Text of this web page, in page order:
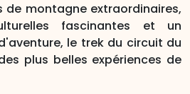
de montagne extraordinaires,
fascinantes et un
le trek du circuit du
plus belles expériences de